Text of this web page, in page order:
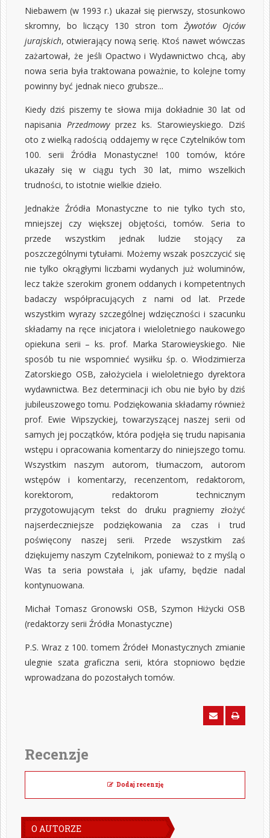
Niebawem (w 1993 r.) ukazał się pierwszy, stosunkowo
skromny, bo liczący 130 stron tom Żywotów Ojców
jurajskich, otwierający nową serię. Ktoś nawet wówczas
zażartował, że jeśli Opactwo i Wydawnictwo chcą, aby
nowa seria była traktowana poważnie, to kolejne tomy
powinny być jednak nieco grubsze...
Kiedy dziś piszemy te słowa mija dokładnie 30 lat od
napisania Przedmowyprzez ks. Starowieyskiego. Dziś
oto z wielką radością oddajemy w ręce Czytelników tom
100. serii Źródła Monastyczne! 100 tomów, które
ukazały się w ciągu tych 30 lat, mimo wszelkich
trudności, to istotnie wielkie dzieło.
Jednakże Źródła Monastyczne to nie tylko tych sto,
mniejszej czy większej objętości, tomów. Seria to
przede wszystkim jednak ludzie stojący za
poszczególnymi tytułami. Możemy wszak poszczycić się
nie tylko okrągłymi liczbami wydanych już woluminów,
lecz także szerokim gronem oddanych i kompetentnych
badaczy współpracujących z nami od lat. Przede
wszystkim wyrazy szczególnej wdzięczności i szacunku
składamy na ręce inicjatora i wieloletniego naukowego
opiekuna serii – ks. prof. Marka Starowieyskiego. Nie
sposób tu nie wspomnieć wysiłku śp. o. Włodzimierza
Zatorskiego OSB, założyciela i wieloletniego dyrektora
wydawnictwa. Bez determinacji ich obu nie było by dziś
jubileuszowego tomu. Podziękowania składamy również
prof. Ewie Wipszyckiej, towarzyszącej naszej serii od
samych jej początków, która podjęła się trudu napisania
wstępu i opracowania komentarzy do niniejszego tomu.
Wszystkim naszym autorom, tłumaczom, autorom
wstępów i komentarzy, recenzentom, redaktorom,
korektorom, redaktorom technicznym
przygotowującym tekst do druku pragniemy złożyć
najserdeczniejsze podziękowania za czas i trud
poświęcony naszej serii. Przede wszystkim zaś
dziękujemy naszym Czytelnikom, ponieważ to z myślą o
Was ta seria powstała i, jak ufamy, będzie nadal
kontynuowana.
Michał Tomasz Gronowski OSB, Szymon Hiżycki OSB
(redaktorzy serii Źródła Monastyczne)
P.S. Wraz z 100. tomem Źródeł Monastycznych zmianie
ulegnie szata graficzna serii, która stopniowo będzie
wprowadzana do pozostałych tomów.
Recenzje
Dodaj recenzję
O AUTORZE